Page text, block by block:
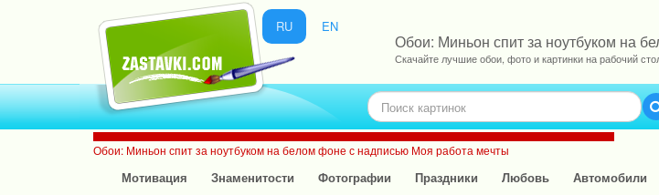
RU EN
Обои: Миньон спит за ноутбуком на
Скачайте лучшие обои, фото и картинки на рабочий
Обои: Миньон спит за ноутбуком на белом фоне с надписью Моя работа мечты
Мотивация
Знаменитости Фотографии Праздники Любовь Автомобили